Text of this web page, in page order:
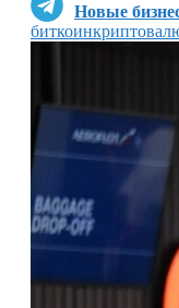
Новые
биткоин